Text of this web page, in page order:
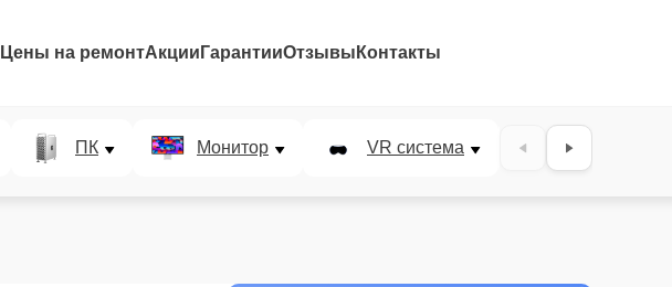
Цены на ремонтАкции ГарантииОтзывы Контакты
ПК Монитор VR система Наушники